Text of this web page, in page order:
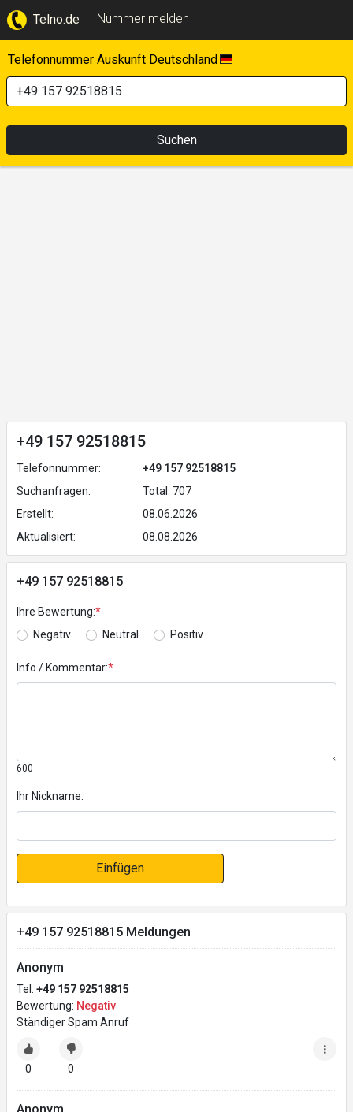
Telno.de Nummer melden
Telefonnummer Auskunft Deutschland
Suchen
+49 157 92518815
Telefonnummer:
+49 157 92518815
Suchanfragen:
Total: 707
Erstellt:
08.06.2026
Aktualisiert:
08.08.2026
+49 157 92518815
Ihre Bewertung:*
Negativ
Neutral Positiv
Info / Kommentar:*
600
Ihr Nickname:
Einfügen
+49 157 92518815 Meldungen
Anonym
Tel: +49 157 92518815
Bewertung: Negativ
Ständiger Spam Anruf
0 0